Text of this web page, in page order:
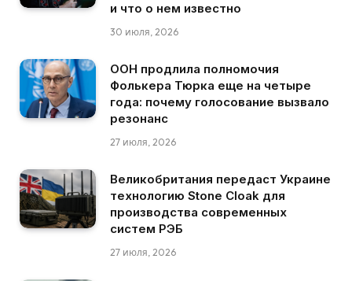
и что о нем известно
30 июля, 2026
ООН продлила полномочия
Фолькера Тюрка еще на четыре
года: почему голосование вызвало
резонанс
27 июля, 2026
Великобритания передаст Украине
технологию Stone Cloak для
производства современных
систем РЭБ
27 июля, 2026